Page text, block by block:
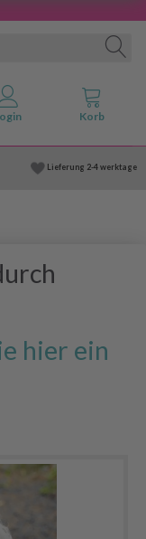
Lieferung 2-4 werktage
hier ein